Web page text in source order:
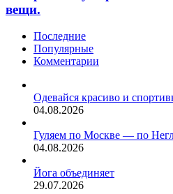
провела
жизнь
квартире
могильных
крестов.
Кресты
прочую
ритуальную
атрибутику
кладбища
в
могут
храниться
самые
вещи.
вещи.
Последние
Популярные
Комментарии
Одевайся красиво и
04.08.2026
Гуляем по Москве — по
04.08.2026
Йога объединяет
29.07.2026